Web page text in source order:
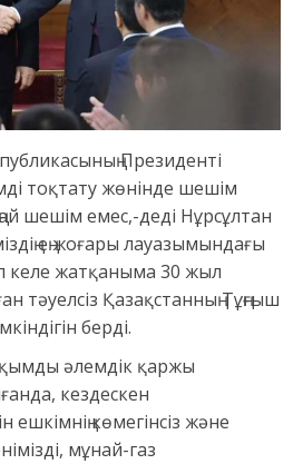
Президенті
тоқтату жөнінде шешім
шешім емес,-деді Нұрсұлтан
ең жоғары лауазымындағы
келе жатқаныма 30 жыл
тәуелсіз Қазақстанның Тұңғыш
берді.
әлемдік қаржы
кездескен
ешкімнің көмегінсіз және
мұнай-газ